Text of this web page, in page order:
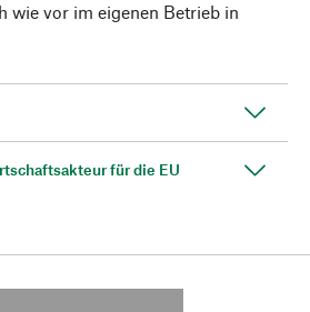
wie vor im eigenen Betrieb in
für die EU